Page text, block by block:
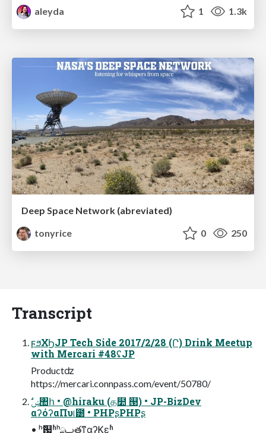
aleyda
1 1.3k
Deep Space Network (abreviated)
tonyrice
0 250
Transcript
ϝϧΧϦJP Tech Side 2017/2/28 (Ր) Drink Meetup
with Mercari #48ʢJP
Productʣ
https://mercari.connpass.com/event/50780/
αʔόʔαΠυ୲౰ • PHPʂPHPʂ
• ʰޫ͕஗͍ʱʰྔࢠతͳαʔϏεʱ